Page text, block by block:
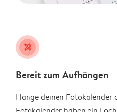
tools
Bereit zum Aufhängen
Hänge deinen Fotokalender